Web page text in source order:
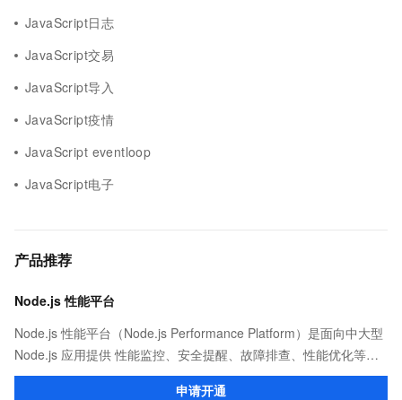
JavaScript日志
JavaScript交易
JavaScript导入
JavaScript疫情
JavaScript eventloop
JavaScript电子
产品推荐
Node.js 性能平台
Node.js 性能平台（Node.js Performance Platform）是面向中大型
Node.js 应用提供 性能监控、安全提醒、故障排查、性能优化等服
务的整体性解决方案。提供完善的工具链和服务，协助客户主动、
申请开通